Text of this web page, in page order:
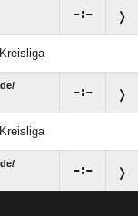
:
:
: